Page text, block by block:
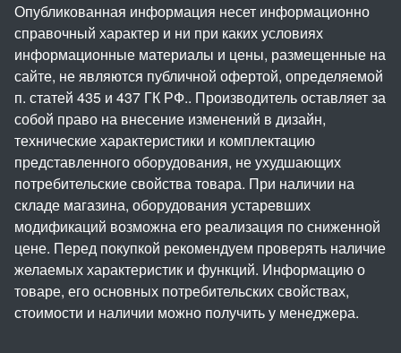
Опубликованная информация несет информационно
справочный характер и ни при каких условиях
информационные материалы и цены, размещенные на
сайте, не являются публичной офертой, определяемой
п. статей 435 и 437 ГК РФ.. Производитель оставляет за
собой право на внесение изменений в дизайн,
технические характеристики и комплектацию
представленного оборудования, не ухудшающих
потребительские свойства товара. При наличии на
складе магазина, оборудования устаревших
модификаций возможна его реализация по сниженной
цене. Перед покупкой рекомендуем проверять наличие
желаемых характеристик и функций. Информацию о
товаре, его основных потребительских свойствах,
стоимости и наличии можно получить у менеджера.